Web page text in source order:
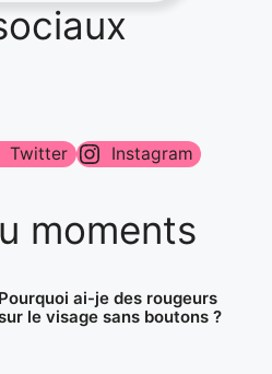
Twitter Instagram
moments
Pourquoi ai-je des rougeurs
le visage sans boutons ?